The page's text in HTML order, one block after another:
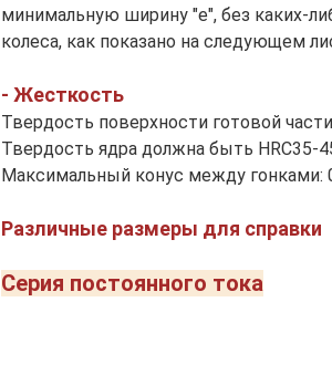
минимальную ширину "e", без каких-
колеса, как показано на следующем
- Жесткость
Твердость поверхности готовой
Твердость ядра должна быть HRC35-
Максимальный конус между
Различные размеры для справки
Серия постоянного тока